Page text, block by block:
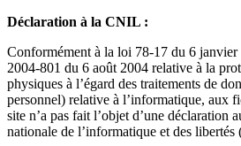
Déclaration à la CNIL :
Conformément à la loi 78-17 du 6
2004-801 du 6 août 2004 relative à la
physiques à l’égard des traitements de
personnel) relative à l’informatique, aux
site n’a pas fait l’objet d’une déclaration
nationale de l’informatique et des